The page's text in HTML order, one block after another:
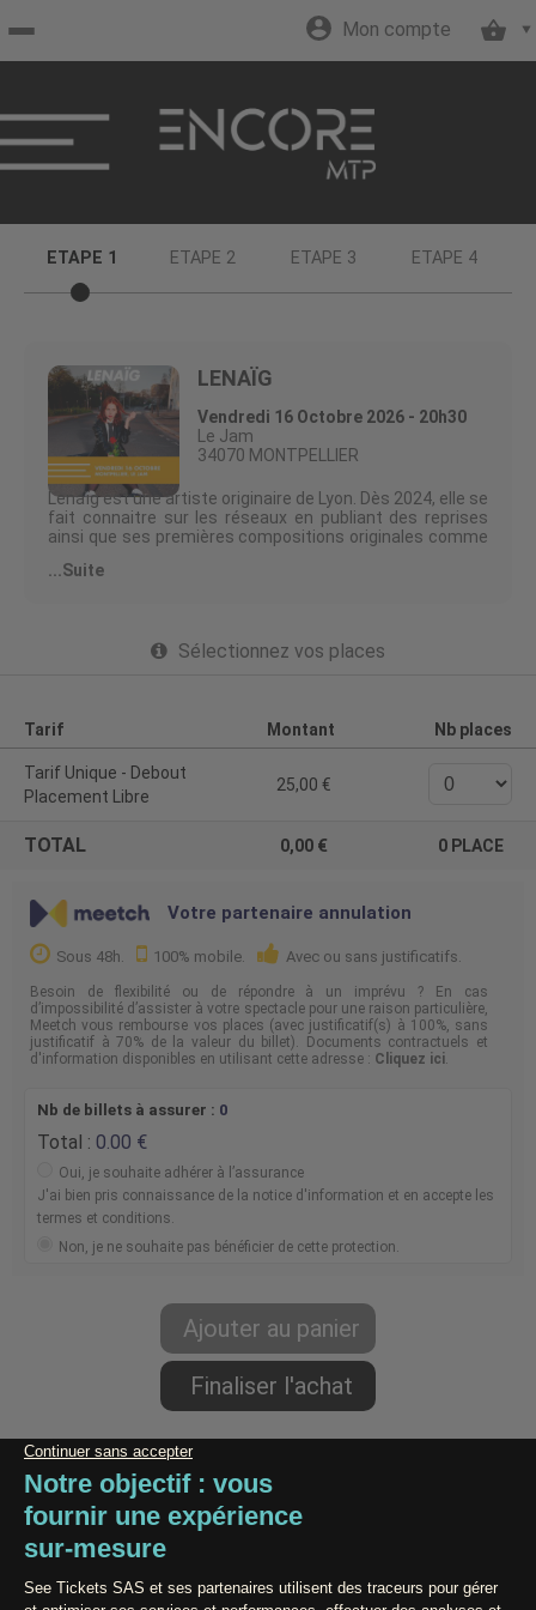
billetterie
Site
Mon compte
ETAPE 1 ETAPE 2 ETAPE 3 ETAPE 4
LENAÏG
Vendredi 16 Octobre 2026 - 20h30
Le Jam
34070 MONTPELLIER
Lenaïg est une artiste originaire de Lyon. Dès 2024, elle se
fait connaitre sur les réseaux en publiant des reprises
ainsi que ses premières compositions originales comme
Internet », qui cumulent plusieurs dizaines de millions de
Extrait de l'EP, son dernier single « J'veux que t'aies mal »
plus de 30 millions de vues sur les réseaux.
Un public plus large encore pourra découvrir Lenaïg dès
cet été en festivals puis à l'automne pour la suite du
Tour Éclair.
------
être accompagnés par une personne majeure. Pièce
d'identité obligatoire pour entrer.
Organisateur : BASED MTP
...Suite
Sélectionnez vos places
Tarif Montant Nb places
Tarif Unique - Debout
Placement Libre
25,00
TOTAL 0,00 0 PLACE
Votre partenaire annulation
Sous 48h. 100% mobile. Avec ou sans justificatifs.
Besoin de flexibilité ou de répondre à un imprévu ? En cas
d’impossibilité d’assister à votre spectacle pour une raison particulière,
Meetch vous rembourse vos places (avec justificatif(s) à 100%, sans
justificatif à 70% de la valeur du billet). Documents contractuels et
d'information disponibles en utilisant cette adresse : Cliquez ici.
Nb de billets à assurer : 0
Total : 0.00
Oui, je souhaite adhérer à l’assurance
J'ai bien pris connaissance de la notice d'information et en accepte les
termes et conditions.
Non, je ne souhaite pas bénéficier de cette protection.
Paiement 100% Sécurisé